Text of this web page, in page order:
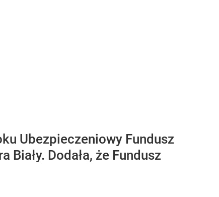
Ubezpieczeniowy Fundusz
Biały. Dodała, że Fundusz